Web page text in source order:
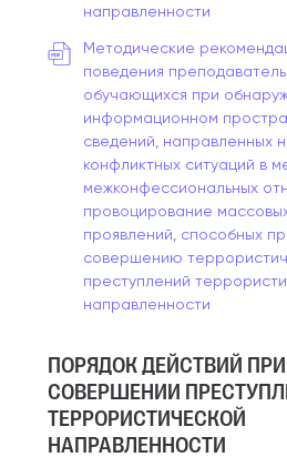
направленности
Методические
поведения
обучающихся при
информационном
сведений, направленных
конфликтных ситуаций в
межконфессиональных
провоцирование
проявлений, способных
совершению
преступлений
направленности
ПОРЯДОК ДЕЙСТВИЙ ПРИ
СОВЕРШЕНИИ
ТЕРРОРИСТИЧЕСКОЙ
НАПРАВЛЕННОСТИ